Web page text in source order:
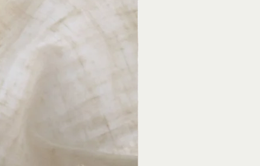
bei mangelndem
Träume überhaupt entstehen.
ihm besser Gefühle zulassen
Menschen geschätzt, nicht nur
trägt dazu bei, den
Besonders
Kraft des Mondsteines. Dabei
verläuft besser,
schenkt
Insgesamt wirkt der